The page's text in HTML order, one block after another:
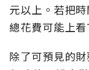
元以上。若把
總花費可能上看
除了可預見的